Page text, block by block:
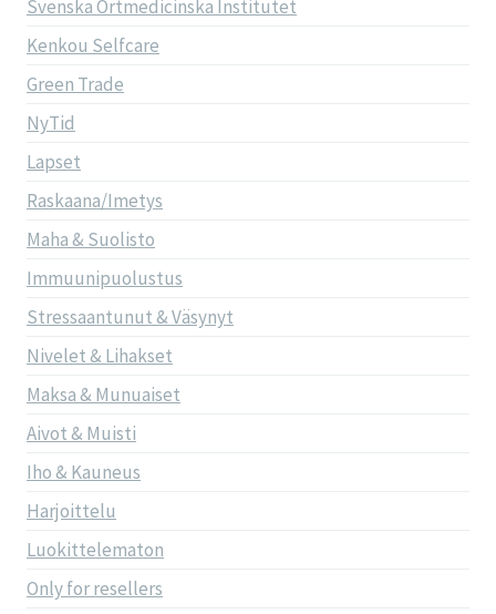
Svenska Örtmedicinska Institutet
Kenkou Selfcare
Green Trade
NyTid
Lapset
Raskaana/Imetys
Maha & Suolisto
Immuunipuolustus
Stressaantunut & Väsynyt
Nivelet & Lihakset
Maksa & Munuaiset
Aivot & Muisti
Iho & Kauneus
Harjoittelu
Luokittelematon
Only for resellers